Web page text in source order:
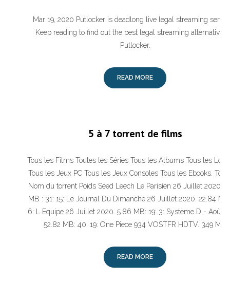
Mar 19, 2020 Putlocker is deadlong live legal streaming
Keep reading to find out the best legal streaming alternatives
Putlocker.
READ MORE
5 à 7 torrent de films
Tous les Films Toutes les Séries Tous les Albums Tous les
Tous les Jeux PC Tous les Jeux Consoles Tous les Ebooks.
Nom du torrent Poids Seed Leech Le Parisien 26 Juillet 2020.
MB : 31: 15: Le Journal Du Dimanche 26 Juillet 2020. 22.84
6: L Equipe 26 Juillet 2020. 5.86 MB: 19: 3: Système D - Août
52.82 MB: 40: 19: One Piece 934 VOSTFR HDTV. 349 MB
READ MORE